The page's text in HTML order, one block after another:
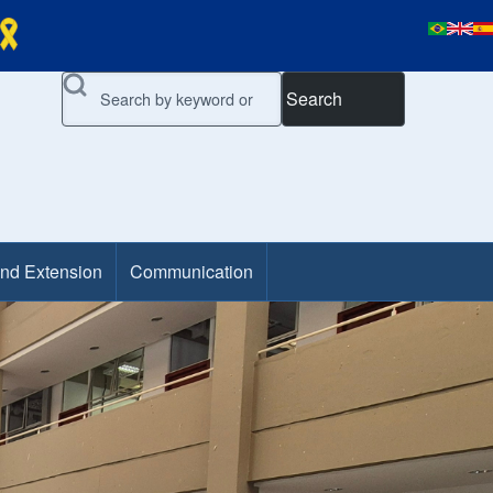
Search
Extension Communication